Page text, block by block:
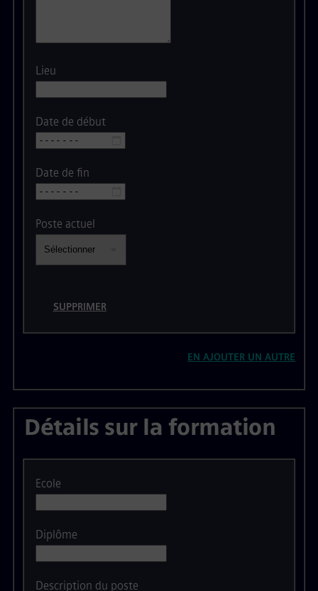
Lieu
Date de début
Date de fin
Poste actuel
SUPPRIMER
EN AJOUTER UN AUTRE
Détails sur la formation
Ecole
Diplôme
Description du poste